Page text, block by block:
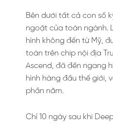
Bên dưới tất cả con số
ngoặt của toàn ngành.
hình không đến từ Mỹ,
toàn trên chip nội địa
Ascend, đã đến ngang
hình hàng đầu thế giới,
phần năm.
Chỉ 10 ngày sau khi